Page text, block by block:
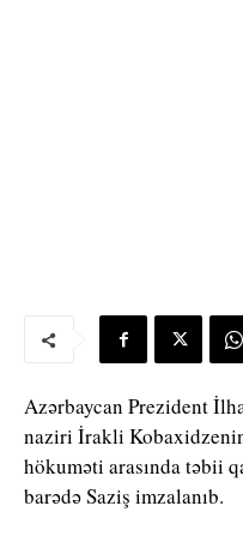
Azərbaycan Prezident
naziri İrakli
hökuməti arasında təbii
barədə Saziş imzalanıb.